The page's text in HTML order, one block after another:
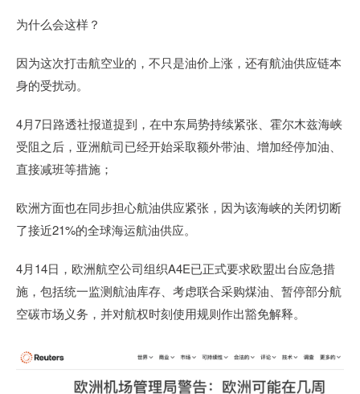
为什么会这样？
因为这次打击航空业的，不只是油价上涨，还有航油供应链本
身的受扰动。
4月7日路透社报道提到，在中东局势持续紧张、霍尔木兹海峡
受阻之后，亚洲航司已经开始采取额外带油、增加经停加油、
直接减班等措施；
欧洲方面也在同步担心航油供应紧张，因为该海峡的关闭切断
了接近21%的全球海运航油供应。
4月14日，欧洲航空公司组织A4E已正式要求欧盟出台应急措
施，包括统一监测航油库存、考虑联合采购煤油、暂停部分航
空碳市场义务，并对航权时刻使用规则作出豁免解释。